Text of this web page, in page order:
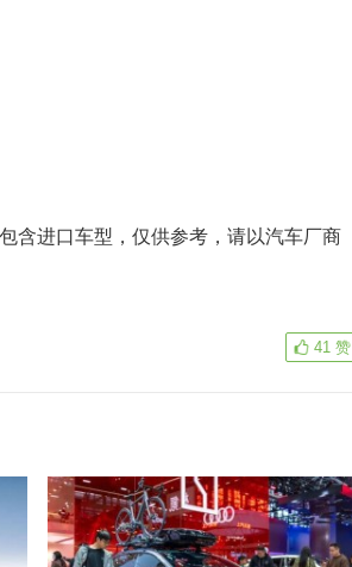
进口车型，仅供参考，请以汽车厂商
41 赞